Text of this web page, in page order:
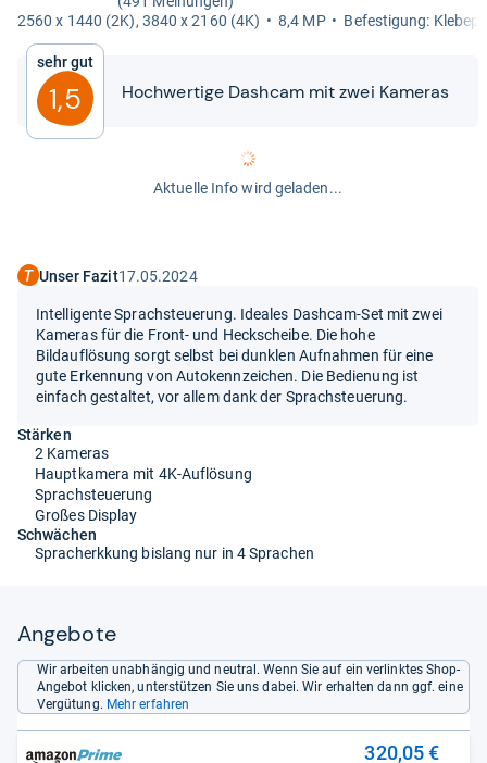
2560 x 1440 (2K), 3840 x 2160 (4K)
8,4 MP Befes­ti­gung:
Sehr gut
1,5 Hoch­wer­tige Das­h­cam mit zwei Kame­ras
Aktuelle Info wird geladen...
Unser Fazit17.05.2024
Intelligente Sprachsteuerung. Ideales Dashcam-Set mit zwei
Kameras für die Front- und Heckscheibe. Die hohe
Bildauflösung sorgt selbst bei dunklen Aufnahmen für eine
gute Erkennung von Autokennzeichen. Die Bedienung ist
einfach gestaltet, vor allem dank der Sprachsteuerung.
Stärken
2 Kameras
Hauptkamera mit 4K-Auflösung
Sprachsteuerung
Großes Display
Schwächen
Spracherkkung bislang nur in 4 Sprachen
Angebote
Wir arbeiten unabhängig und neutral. Wenn Sie auf ein verlinktes Shop-
Angebot klicken, unterstützen Sie uns dabei. Wir erhalten dann ggf. eine
Vergütung. Mehr erfahren
320,05 €